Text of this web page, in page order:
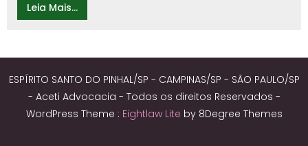
Leia Mais...
ESPÍRITO SANTO DO PINHAL/SP - CAMPINAS/SP - SÃO PAULO/SP
- Aceti Advocacia - Todos os direitos Reservados -
WordPress Theme : Eightlaw Lite by 8Degree Themes